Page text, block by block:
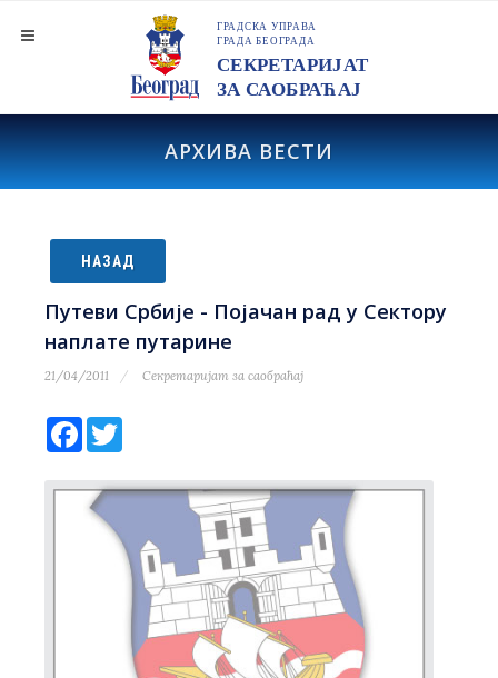
АРХИВА ВЕСТИ
НАЗАД
Путеви Србије - Појачан рад у Сектору
наплате путарине
21/04/2011 Секретаријат за саобраћај
Facebook